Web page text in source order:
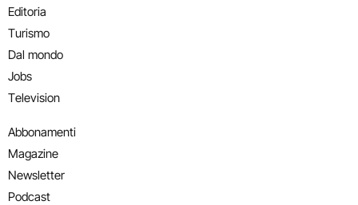
Editoria
Turismo
Dal mondo
Jobs
Television
Abbonamenti
Magazine
Newsletter
Podcast